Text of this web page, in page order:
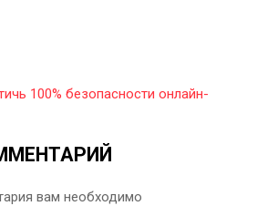
100% безопасности онлайн-
вам необходимо